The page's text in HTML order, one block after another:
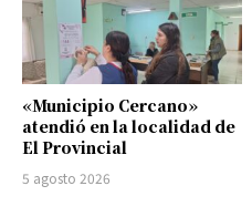
«Municipio Cercano»
atendió en la localidad de
El Provincial
5 agosto 2026